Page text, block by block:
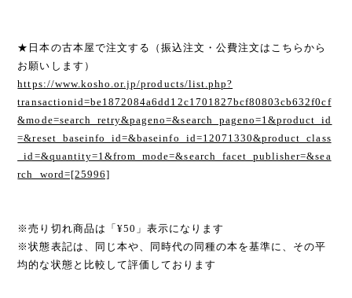
★日本の古本屋で注文する（振込注文・公費注文はこちらから
お願いします）
https://www.kosho.or.jp/products/list.php?
transactionid=be1872084a6dd12c1701827bcf80803cb632f0cf
&mode=search_retry&pageno=&search_pageno=1&product_id
=&reset_baseinfo_id=&baseinfo_id=12071330&product_class
_id=&quantity=1&from_mode=&search_facet_publisher=&sea
rch_word=[25996]
※売り切れ商品は「¥50」表示になります
※状態表記は、同じ本や、同時代の同種の本を基準に、その平
均的な状態と比較して評価しております